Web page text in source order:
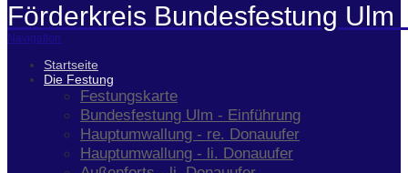
Förderkreis Bundesfestung Ulm
Navigation
Startseite
Die Festung
Festungskarte
Bundesfestung Ulm - Einführung
Hauptumwallung - re. Donauufer
Hauptumwallung - li. Donauufer